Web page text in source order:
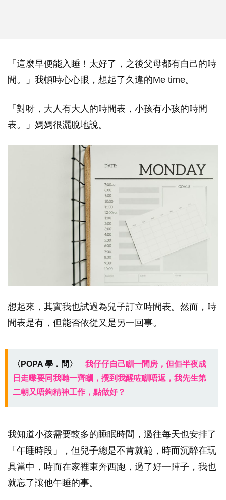
「這麼早便能入睡！太好了，之後父母都有自己的時
間。」我頓時心心眼，想起了久違的Me time。
「對呀，大人有大人的時間表，小孩有小孩的時間
表。」媽媽很灑脫地說。
想起來，其實我也試過為兒子訂立時間表。然而，時
間表是有，但能否依從又是另一回事。
〈POPA 學．問〉
我仔仔自己瞓一間房，但佢半夜成
日走嚟要同我哋一齊瞓，攪到我醒咗瞓唔返，我先生第
二朝又唔夠精神工作，點做好？
我知道小孩需要較多的睡眠時間，過往每天也安排了
「午睡時段」，但兒子總是不肯就範，時而沉醉在玩
具當中，時而在家裡東奔西跑，過了好一陣子，我也
就忘了讓他午睡的事。